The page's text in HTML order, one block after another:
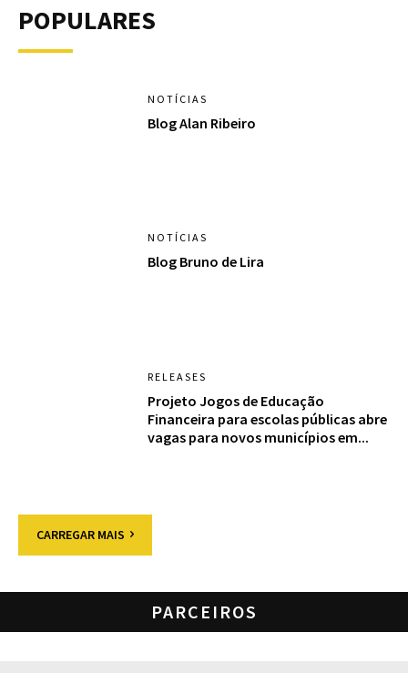
POPULARES
NOTÍCIAS
Blog Alan Ribeiro
NOTÍCIAS
Blog Bruno de Lira
RELEASES
Projeto Jogos de Educação
Financeira para escolas públicas abre
vagas para novos municípios em...
CARREGAR MAIS
PARCEIROS